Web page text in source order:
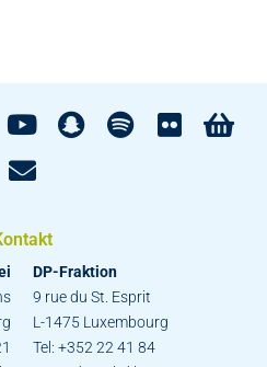
DP-Fraktion
9 rue du St. Esprit
L-1475 Luxembourg
Tel: +352 22 41 84